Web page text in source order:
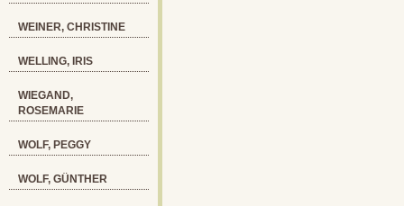
WEINER, CHRISTINE
WELLING, IRIS
WIEGAND,
ROSEMARIE
WOLF, PEGGY
WOLF, GÜNTHER